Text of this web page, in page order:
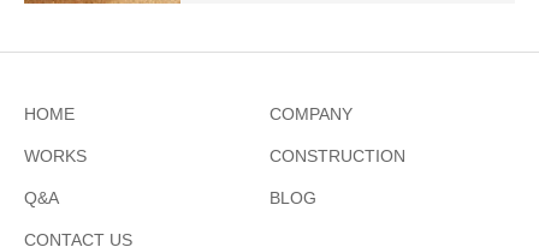
HOME COMPANY
WORKS CONSTRUCTION
Q&A BLOG
CONTACT US